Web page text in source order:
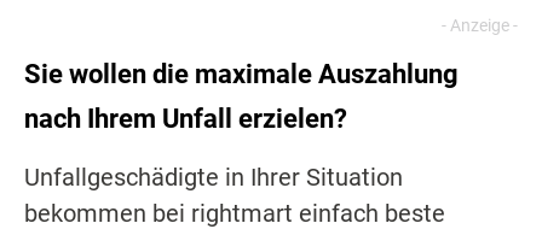
Sie wollen die maximale Auszahlung
nach Ihrem Unfall erzielen?
Unfallgeschädigte in Ihrer Situation
bekommen bei rightmart einfach beste